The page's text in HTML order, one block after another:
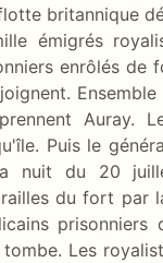
britannique
émigrés
enrôlés de
Auray.
Puis le
nuit du 20
du fort par
prisonniers
Les